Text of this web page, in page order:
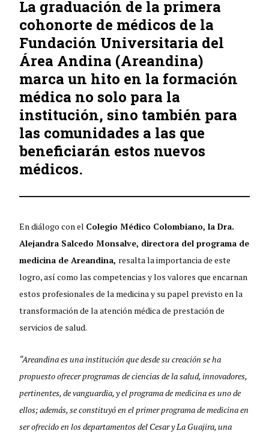
La graduación de la primera
cohonorte de médicos de la
Fundación Universitaria del
Área Andina (Areandina)
marca un hito en la formación
médica no solo para la
institución, sino también para
las comunidades a las que
beneficiarán estos nuevos
médicos.
En diálogo con el Colegio Médico Colombiano, la Dra.
Alejandra Salcedo Monsalve, directora del programa de
medicina de Areandina, resalta la importancia de este
logro, así como las competencias y los valores que encarnan
estos profesionales de la medicina y su papel previsto en la
transformación de la atención médica de prestación de
servicios de salud.
“Areandina es una institución que desde su creación se ha
propuesto ofrecer programas de ciencias de la salud, innovadores,
pertinentes, de vanguardia, y el programa de medicina es uno de
ellos; además, se constituyó en el primer programa de medicina en
ser ofrecido en los departamentos del Cesar y La Guajira, una